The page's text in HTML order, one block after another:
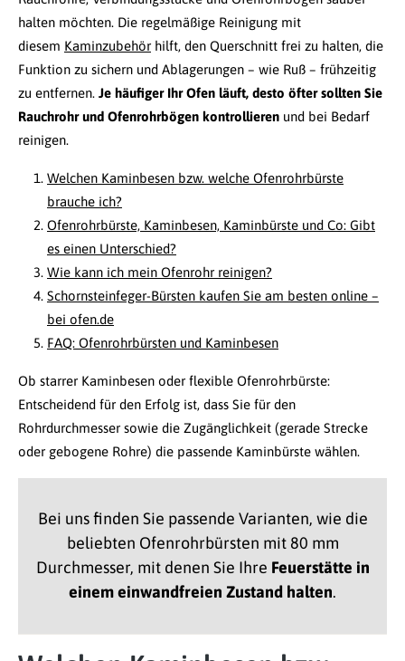
halten möchten. Die regelmäßige Reinigung mit
diesem Kaminzubehör hilft, den Querschnitt frei zu halten, die
Funktion zu sichern und Ablagerungen – wie Ruß – frühzeitig
zu entfernen. Je häufiger Ihr Ofen läuft, desto öfter sollten Sie
Rauchrohr und Ofenrohrbögen kontrollieren und bei Bedarf
reinigen.
Welchen Kaminbesen bzw. welche Ofenrohrbürste
brauche ich?
Ofenrohrbürste, Kaminbesen, Kaminbürste und Co: Gibt
es einen Unterschied?
Wie kann ich mein Ofenrohr reinigen?
Schornsteinfeger-Bürsten kaufen Sie am besten online –
bei ofen.de
FAQ: Ofenrohrbürsten und Kaminbesen
Ob starrer Kaminbesen oder flexible Ofenrohrbürste:
Entscheidend für den Erfolg ist, dass Sie für den
Rohrdurchmesser sowie die Zugänglichkeit (gerade Strecke
oder gebogene Rohre) die passende Kaminbürste wählen.
Bei uns finden Sie passende Varianten, wie die
beliebten Ofenrohrbürsten mit 80 mm
Durchmesser, mit denen Sie Ihre Feuerstätte in
einem einwandfreien Zustand halten.